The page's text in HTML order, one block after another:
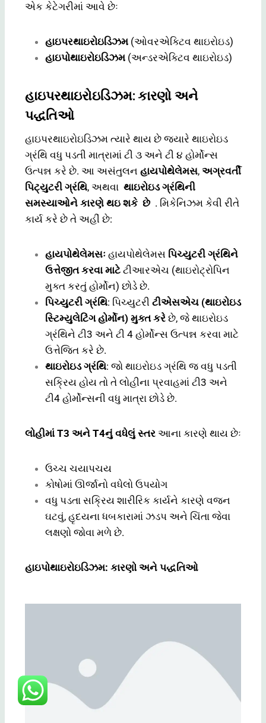
એક કેટેગરીમાં આવે છેઃ
હાઇપરથાઇરોઇડિઝમ (ઓવરએક્ટિવ થાઇરોઇડ)
હાઇપોથાઇરોઇડિઝમ (અન્ડરએક્ટિવ થાઇરોઇડ)
હાઇપરથાઇરોઇડિઝમ: કારણો અને
પદ્ધતિઓ
હાઇપરથાઇરોઇડિઝમ ત્યારે થાય છે જ્યારે થાઇરોઇડ
ગ્રંથિ વધુ પડતી માત્રામાં ટી ૩ અને ટી ૪ હોર્મોન્સ
ઉત્પન્ન કરે છે. આ અસંતુલન હાયપોથેલેમસ, અગ્રવર્તી
પિટ્યુટરી ગ્રંથિ, અથવા થાઇરોઇડ ગ્રંથિની
સમસ્યાઓને કારણે થઇ શકે છે . મિકેનિઝમ કેવી રીતે
કાર્ય કરે છે તે અહીં છે:
હાયપોથેલેમસઃ હાયપોથેલેમસ પિચ્યુટરી ગ્રંથિને
ઉત્તેજીત કરવા માટે ટીઆરએચ (થાઇરોટ્રોપિન
મુક્ત કરતું હોર્મોન) છોડે છે.
પિચ્યુટરી ગ્રંથિ: પિચ્યુટરી ટીએસએચ (થાઇરોઇડ
સ્ટિમ્યુલેટિંગ હોર્મોન) મુક્ત કરે છે, જે થાઇરોઇડ
ગ્રંથિને ટી3 અને ટી 4 હોર્મોન્સ ઉત્પન્ન કરવા માટે
ઉત્તેજિત કરે છે.
થાઇરોઇડ ગ્રંથિ: જો થાઇરોઇડ ગ્રંથિ જ વધુ પડતી
સક્રિય હોય તો તે લોહીના પ્રવાહમાં ટી3 અને
ટી4 હોર્મોન્સની વધુ માત્રા છોડે છે.
લોહીમાં T3 અને T4નું વધેલું સ્તર આના કારણે થાય છેઃ
ઉચ્ચ ચયાપચય
કોષોમાં ઊર્જાનો વધેલો ઉપયોગ
વધુ પડતા સક્રિય શારીરિક કાર્યને કારણે વજન
ઘટવું, હૃદયના ધબકારામાં ઝડપ અને ચિંતા જેવા
લક્ષણો જોવા મળે છે.
હાઇપોથાઇરોઇડિઝમ: કારણો અને પદ્ધતિઓ